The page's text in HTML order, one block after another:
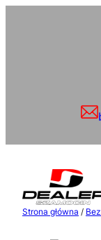
Strona główna /